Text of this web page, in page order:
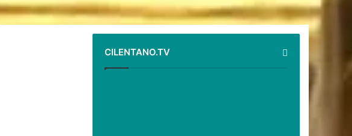
CILENTANO.TV